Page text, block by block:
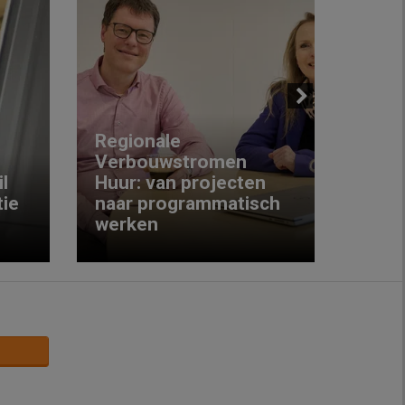
Regionale
Verbouwstromen
Huur: van projecten
naar programmatisch
werken
Next